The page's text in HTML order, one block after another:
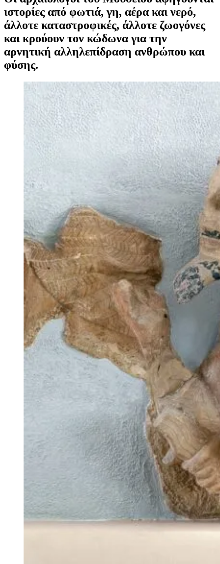
ιστορίες από φωτιά, γη, αέρα και νερό,
άλλοτε καταστροφικές, άλλοτε ζωογόνες
και κρούουν τον κώδωνα για την
αρνητική αλληλεπίδραση ανθρώπου και
φύσης.